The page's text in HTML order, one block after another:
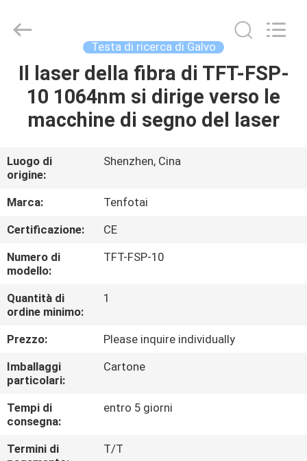
CASA
PRODOTTI
CIRCA
NOI
GIRO
DELLA
FABBRICA
CONTROLLO
DI
QUALITÀ
CONTATTICI
RICHIEDA
Testa di ricerca di Galvo
Il laser della fibra di TFT-FSP-
10 1064nm si dirige verso le
macchine di segno del laser
Luogo di
origine:
Shenzhen, Cina
Marca:
Tenfotai
Certificazione:
CE
Numero di
modello:
TFT-FSP-10
Quantità di
ordine minimo:
1
Prezzo:
Please inquire individually
Imballaggi
particolari:
Cartone
Tempi di
consegna:
entro 5 giorni
Termini di
T/T